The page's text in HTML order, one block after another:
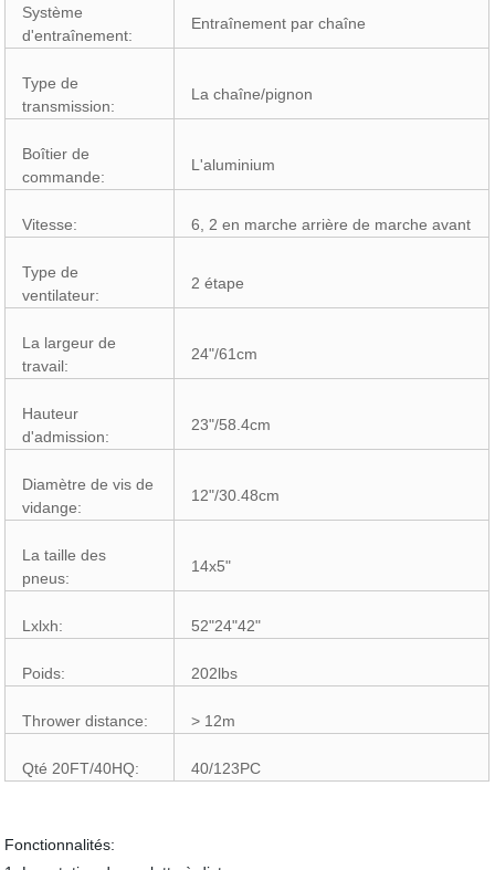
Système
d'entraînement:
Entraînement par chaîne
Type de
transmission:
La chaîne/pignon
Boîtier de
commande:
L'aluminium
Vitesse: 6, 2 en marche arrière de marche avant
Type de
ventilateur:
2 étape
La largeur de
travail:
24"/61cm
Hauteur
d'admission:
23"/58.4cm
Diamètre de vis de
vidange:
12"/30.48cm
La taille des
pneus:
14x5"
Lxlxh: 52"24"42"
Poids: 202lbs
Thrower distance: > 12m
Qté 20FT/40HQ: 40/123PC
Fonctionnalités: